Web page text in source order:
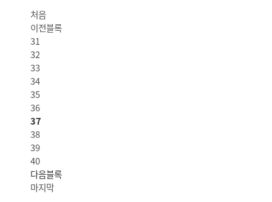
처음
이전블록
31
32
33
34
35
36
37
38
39
40
다음블록
마지막